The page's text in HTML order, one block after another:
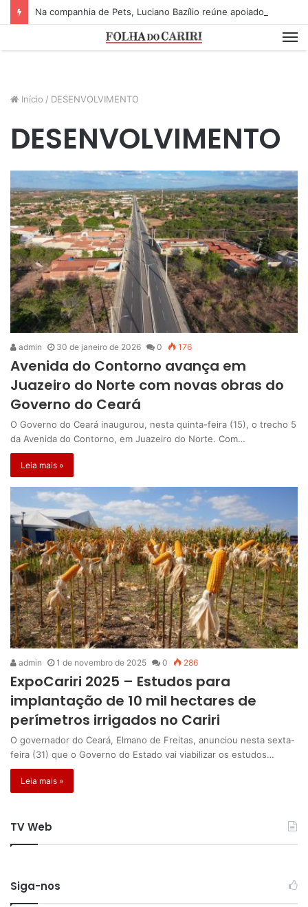
Início / DESENVOLVIMENTO
DESENVOLVIMENTO
admin 30 de janeiro de 2026 0 176
Avenida do Contorno avança em
Juazeiro do Norte com novas obras do
Governo do Ceará
O Governo do Ceará inaugurou, nesta quinta-feira (15), o trecho 5
da Avenida do Contorno, em Juazeiro do Norte. Com…
Leia mais »
admin 1 de novembro de 2025 0 286
ExpoCariri 2025 – Estudos para
implantação de 10 mil hectares de
perímetros irrigados no Cariri
O governador do Ceará, Elmano de Freitas, anunciou nesta sexta-
feira (31) que o Governo do Estado vai viabilizar os estudos…
Leia mais »
TV Web
Siga-nos